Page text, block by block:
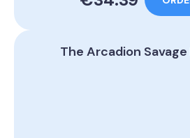
The Arcadion Savage